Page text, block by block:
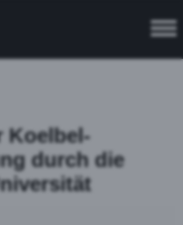
Koelbel-
durch die